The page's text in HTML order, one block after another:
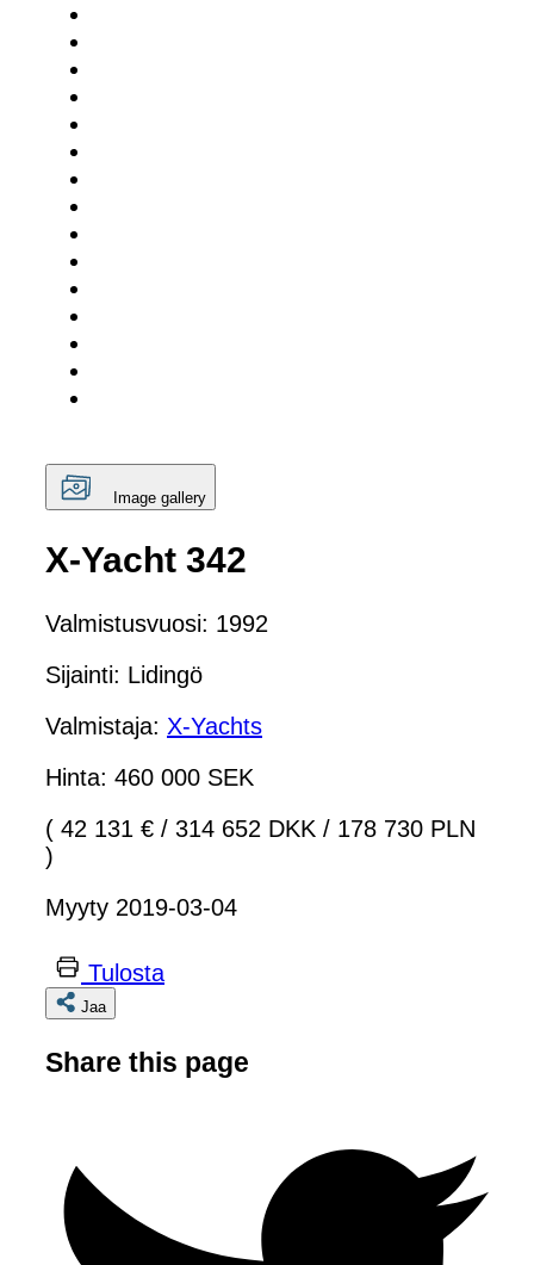
Image gallery
X-Yacht 342
Valmistusvuosi: 1992
Sijainti: Lidingö
Valmistaja: X-Yachts
Hinta: 460 000 SEK
( 42 131 € / 314 652 DKK / 178 730 PLN
)
Myyty 2019-03-04
Tulosta
Jaa
Share this page